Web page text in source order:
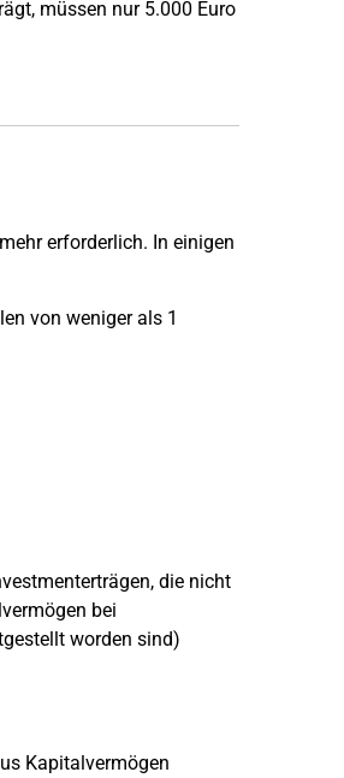
müssen nur 5.000 Euro
erforderlich. In einigen
von weniger als 1
die nicht
bei
worden sind)
Kapitalvermögen